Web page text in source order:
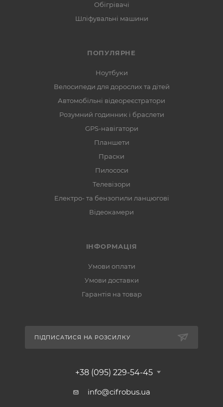
Обігрівачі
Шліфувальні машини
ПОПУЛЯРНЕ
Ноутбуки
Велосипеди для дорослих та дітей
Автомобільні відеореєстратори
Розумний годинник і браслети
GPS-навігатори
Планшети
Праски
Пилососи
Телевізори
Електро- та бензопили ланцюгові
Відеокамери
ІНФОРМАЦІЯ
Умови оплати
Умови доставки
Гарантія на товар
ПІДПИСАТИСЯ НА РОЗСИЛКУ
+38 (095) 229-54-45
info@cifrobus.ua